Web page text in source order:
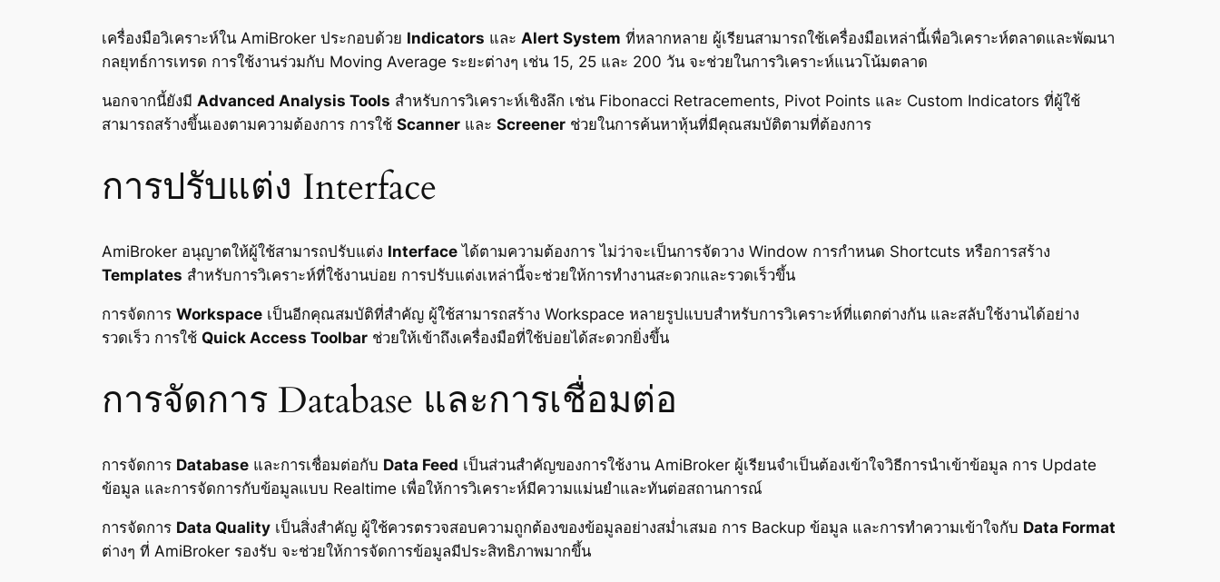
เครื่องมือวิเคราะห์ใน AmiBroker ประกอบด้วย Indicators และ Alert System ที่หลากหลาย ผู้เรียนสามารถใช้เครื่องมือเหล่านี้เพื่อวิเคราะห์ตลาดและพัฒนา
กลยุทธ์การเทรด การใช้งานร่วมกับ Moving Average ระยะต่างๆ เช่น 15, 25 และ 200 วัน จะช่วยในการวิเคราะห์แนวโน้มตลาด
นอกจากนี้ยังมี Advanced Analysis Tools สำหรับการวิเคราะห์เชิงลึก เช่น Fibonacci Retracements, Pivot Points และ Custom Indicators ที่ผู้ใช้
สามารถสร้างขึ้นเองตามความต้องการ การใช้ Scanner และ Screener ช่วยในการค้นหาหุ้นที่มีคุณสมบัติตามที่ต้องการ
การปรับแต่ง Interface
AmiBroker อนุญาตให้ผู้ใช้สามารถปรับแต่ง Interface ได้ตามความต้องการ ไม่ว่าจะเป็นการจัดวาง Window การกำหนด Shortcuts หรือการสร้าง
Templates สำหรับการวิเคราะห์ที่ใช้งานบ่อย การปรับแต่งเหล่านี้จะช่วยให้การทำงานสะดวกและรวดเร็วขึ้น
การจัดการ Workspace เป็นอีกคุณสมบัติที่สำคัญ ผู้ใช้สามารถสร้าง Workspace หลายรูปแบบสำหรับการวิเคราะห์ที่แตกต่างกัน และสลับใช้งานได้อย่าง
รวดเร็ว การใช้ Quick Access Toolbar ช่วยให้เข้าถึงเครื่องมือที่ใช้บ่อยได้สะดวกยิ่งขึ้น
การจัดการ Database และการเชื่อมต่อ
การจัดการ Database และการเชื่อมต่อกับ Data Feed เป็นส่วนสำคัญของการใช้งาน AmiBroker ผู้เรียนจำเป็นต้องเข้าใจวิธีการนำเข้าข้อมูล การ Update
ข้อมูล และการจัดการกับข้อมูลแบบ Realtime เพื่อให้การวิเคราะห์มีความแม่นยำและทันต่อสถานการณ์
การจัดการ Data Quality เป็นสิ่งสำคัญ ผู้ใช้ควรตรวจสอบความถูกต้องของข้อมูลอย่างสม่ำเสมอ การ Backup ข้อมูล และการทำความเข้าใจกับ Data Format
ต่างๆ ที่ AmiBroker รองรับ จะช่วยให้การจัดการข้อมูลมีประสิทธิภาพมากขึ้น